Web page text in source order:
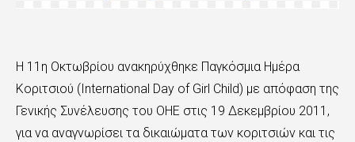
Η 11η Οκτωβρίου ανακηρύχθηκε Παγκόσμια Ημέρα
Κοριτσιού (International Day of Girl Child) με απόφαση της
Γενικής Συνέλευσης του ΟΗΕ στις 19 Δεκεμβρίου 2011,
για να αναγνωρίσει τα δικαιώματα των κοριτσιών και τις